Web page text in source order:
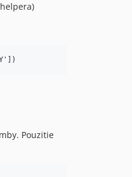
Pouzitie